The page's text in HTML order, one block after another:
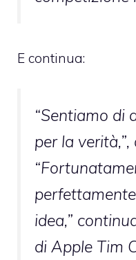
E continua:
“Sentiamo di
per la
idea,”
di Apple Tim